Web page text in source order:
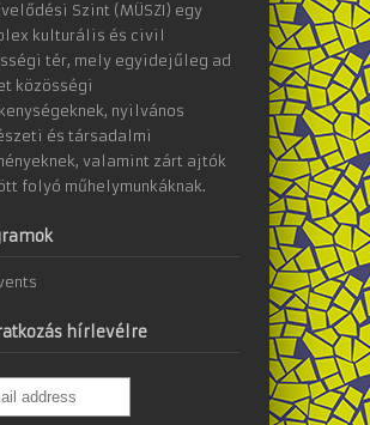
Szint (MÜSZI) egy
kulturális és civil
tér, mely egyidejűleg ad
közösségi
nyilvános
és társadalmi
valamint zárt ajtók
folyó műhelymunkáknak.
hírlevélre